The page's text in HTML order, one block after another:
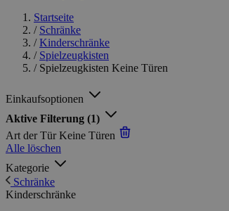
Startseite
/ Schränke
/ Kinderschränke
/ Spielzeugkisten
/ Spielzeugkisten Keine Türen
Einkaufsoptionen
Aktive Filterung (1)
Art der Tür Keine Türen
Alle löschen
Kategorie
Schränke
Kinderschränke